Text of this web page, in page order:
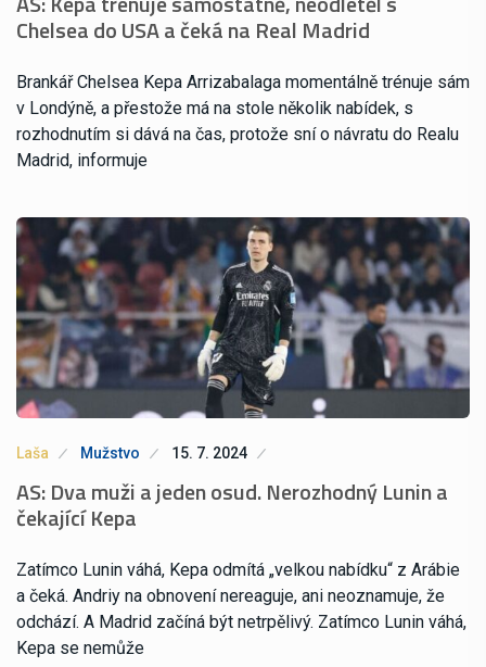
Chelsea do USA a čeká na Real Madrid
Brankář Chelsea Kepa Arrizabalaga momentálně trénuje sám
v Londýně, a přestože má na stole několik nabídek, s
rozhodnutím si dává na čas, protože sní o návratu do Realu
Madrid, informuje
Laša Mužstvo 15. 7. 2024
AS: Dva muži a jeden osud. Nerozhodný Lunin a
čekající Kepa
Zatímco Lunin váhá, Kepa odmítá „velkou nabídku“ z Arábie
a čeká. Andriy na obnovení nereaguje, ani neoznamuje, že
odchází. A Madrid začíná být netrpělivý. Zatímco Lunin váhá,
Kepa se nemůže